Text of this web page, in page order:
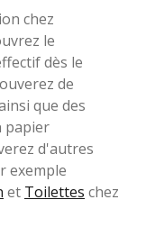
chez
le
dès le
de
que des
papier
d'autres
exemple
et Toilettes chez